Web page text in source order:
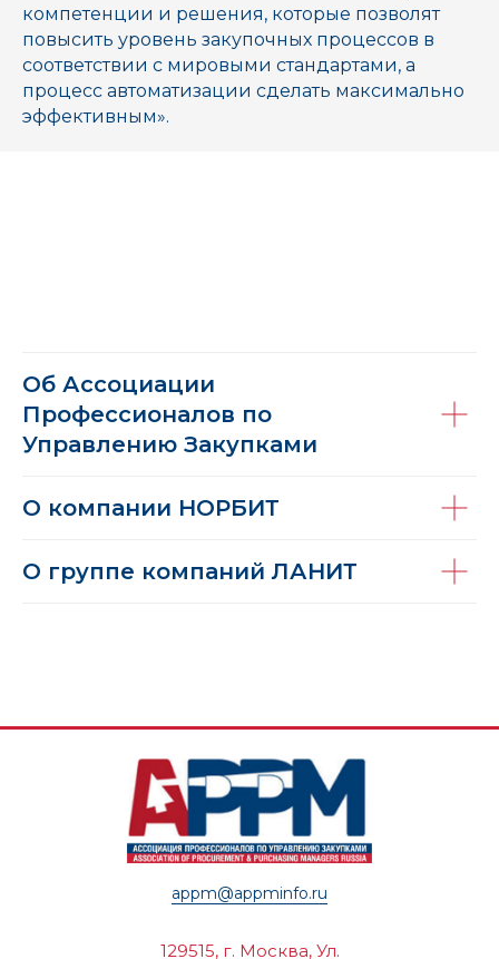
компетенции и решения, которые позволят
повысить уровень закупочных процессов в
соответствии с мировыми стандартами, а
процесс автоматизации сделать максимально
эффективным».
Об Ассоциации
Профессионалов по
Управлению Закупками
О компании НОРБИТ
О группе компаний ЛАНИТ
appm@appminfo.ru
129515, г. Москва, Ул.